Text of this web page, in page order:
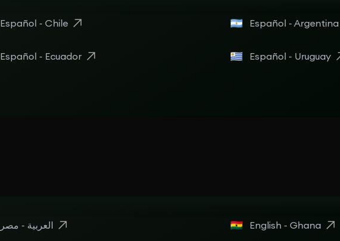
Español - Chile Español - Argentina
Español - Ecuador Español - Uruguay
English - Ghana